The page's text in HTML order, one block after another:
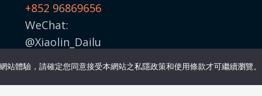
+852 96869656
WeChat:
@Xiaolin_Dailu
體驗，請確定您同意接受本網站之私隱政策和使用條款才可繼續瀏覽。